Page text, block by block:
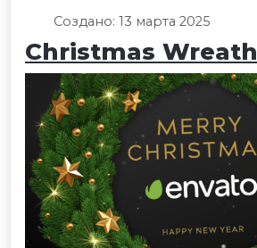
Создано: 13 марта 2025
Christmas Wreath